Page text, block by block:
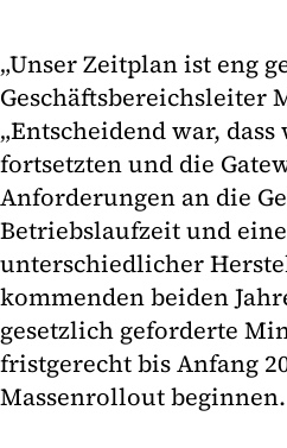
„Unser Zeitplan ist eng
Geschäftsbereichsleiter
„Entscheidend war,
fortsetzten und die
Anforderungen an die
Betriebslaufzeit und
unterschiedlicher
kommenden beiden
gesetzlich geforderte
fristgerecht bis Anfang
Massenrollout beginnen.